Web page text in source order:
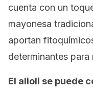
cuenta con un
mayonesa
aportan
determinantes para
El alioli se puede